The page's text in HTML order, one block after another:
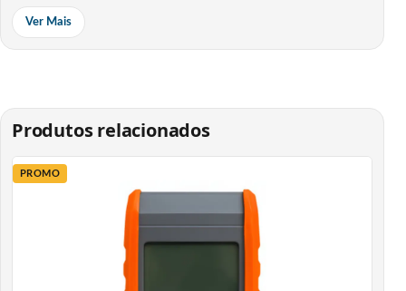
fios, cabos e conexões elétricas. Seu material antichama
impede a propagação de fogo e garante proteção
mais rápido e organizado.
Marca: Vonder
Material: PVC com adesivo à base de borracha
Comprimento: 10 m
Ver Mais
Produtos relacionados
PROMO